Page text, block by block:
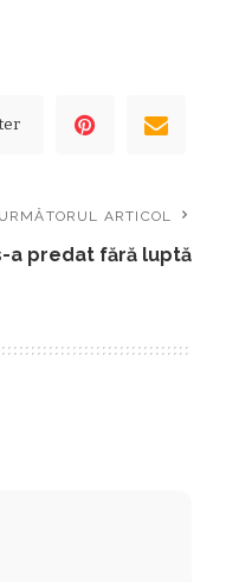
URMĂTORUL ARTICOL
a predat fără luptă